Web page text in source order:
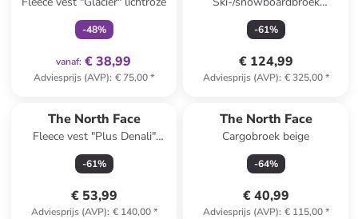
-48%
vanaf: € 38,99
Adviesprijs (AVP): € 75,00*
"Dragline" turquoise
-61%
€ 124,99
Adviesprijs (AVP): € 325,00*
The North Face
Fleece vest "Plus Denali"
groen/zwart
-61%
€ 53,99
Adviesprijs (AVP): € 140,00*
The North Face
Cargobroek beige
-64%
€ 40,99
Adviesprijs (AVP): € 115,00*